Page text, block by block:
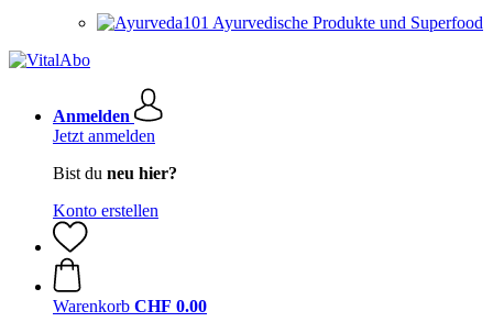
Ayurvedische Produkte und Superfood
Anmelden
Jetzt anmelden
Bist du neu hier?
Konto erstellen
Warenkorb CHF 0.00